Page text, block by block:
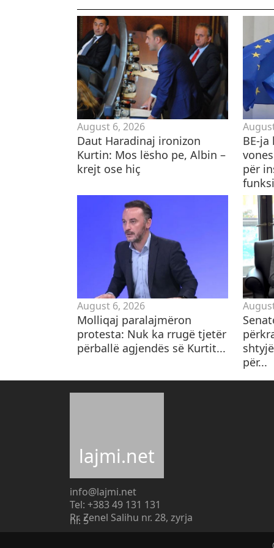
August 6, 2026
Daut Haradinaj ironizon
Kurtin: Mos lësho pe, Albin –
krejt ose hiç
BE-
për
August 6, 2026
Molliqaj paralajmëron
protesta: Nuk ka rrugë tjetër
përballë agjendës së Kurtit...
për...
lajmi.net
info@lajmi.net
Tel: +383 49 131 131
Rr. Zenel Salihu nr. 28, zyrja
nr. 5